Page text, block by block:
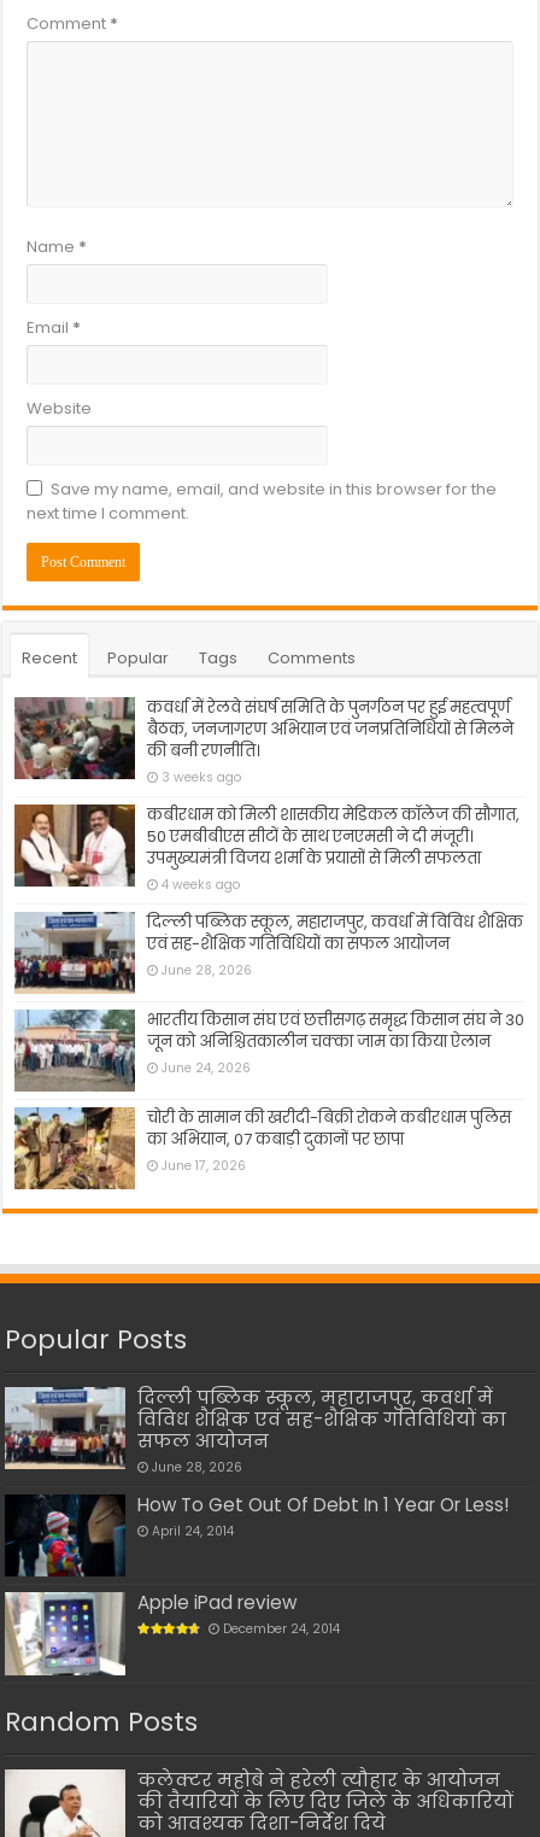
Comment *
Name *
Email *
Website
Save my name, email, and website in this browser for the
next time I comment.
Recent Popular Tags Comments
कवर्धा में रेलवे संघर्ष समिति के पुनर्गठन पर हुई महत्वपूर्ण
बैठक, जनजागरण अभियान एवं जनप्रतिनिधियों से मिलने
की बनी रणनीति।
3 weeks ago
कबीरधाम को मिली शासकीय मेडिकल कॉलेज की सौगात,
50 एमबीबीएस सीटों के साथ एनएमसी ने दी मंजूरी।
उपमुख्यमंत्री विजय शर्मा के प्रयासों से मिली सफलता
4 weeks ago
दिल्ली पब्लिक स्कूल, महाराजपुर, कवर्धा में विविध शैक्षिक
एवं सह-शैक्षिक गतिविधियों का सफल आयोजन
June 28, 2026
भारतीय किसान संघ एवं छत्तीसगढ़ समृद्ध किसान संघ ने 30
जून को अनिश्चितकालीन चक्का जाम का किया ऐलान
June 24, 2026
चोरी के सामान की खरीदी-बिक्री रोकने कबीरधाम पुलिस
का अभियान, 07 कबाड़ी दुकानों पर छापा
June 17, 2026
Popular Posts
दिल्ली पब्लिक स्कूल, महाराजपुर, कवर्धा में
विविध शैक्षिक एवं सह-शैक्षिक गतिविधियों का
सफल आयोजन
June 28, 2026
How To Get Out Of Debt In 1 Year Or Less!
April 24, 2014
Apple iPad review
December 24, 2014
Random Posts
कलेक्टर महोबे ने हरेली त्यौहार के आयोजन
की तैयारियों के लिए दिए जिले के अधिकारियों
को आवश्यक दिशा-निर्देश दिये